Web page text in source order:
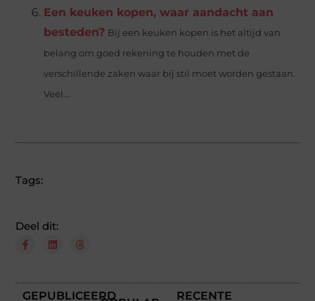
Een keuken kopen, waar aandacht aan
besteden? Bij een keuken kopen is het altijd van
belang om goed rekening te houden met de
verschillende zaken waar bij stil moet worden gestaan.
Veel...
Tags:
Deel dit:
GEPUBLICEERD
RECENTE